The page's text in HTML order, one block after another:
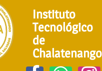
Instituto
Tecnológico
de
Chalatenango